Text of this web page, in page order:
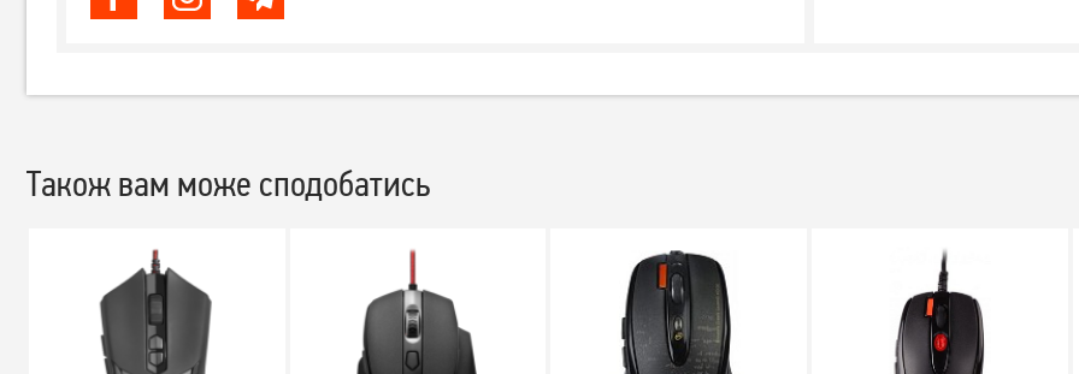
Також вам може сподобатись